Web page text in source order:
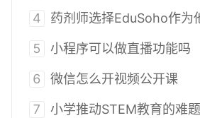
4 药剂师选择EduSoho作为他们的LMS以促进他们提供
5 小程序可以做直播功能吗
6 微信怎么开视频公开课
7 小学推动STEM教育的难题